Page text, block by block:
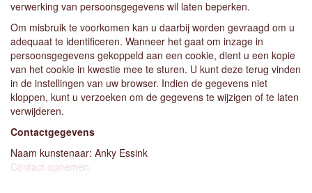
verwerking van persoonsgegevens wil laten beperken.
Om misbruik te voorkomen kan u daarbij worden gevraagd om u
adequaat te identificeren. Wanneer het gaat om inzage in
persoonsgegevens gekoppeld aan een cookie, dient u een kopie
van het cookie in kwestie mee te sturen. U kunt deze terug vinden
in de instellingen van uw browser. Indien de gegevens niet
kloppen, kunt u verzoeken om de gegevens te wijzigen of te laten
verwijderen.
Contactgegevens
Naam kunstenaar: Anky Essink
Contact opnemen